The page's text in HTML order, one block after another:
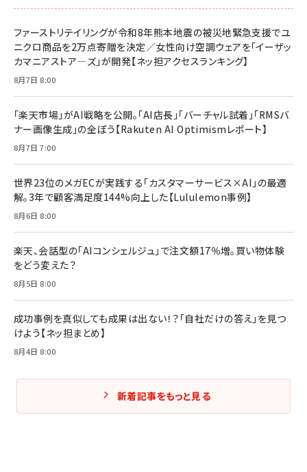
ファーストリテイリングが令和8年熊本地震の被災地緊急支援でユ
ニクロ商品を2万点寄贈を決定／女性向け空調ウェアを「イーザッ
カマニアストア―ズ」が開発【ネッ担アクセスランキング】
8月7日 8:00
「楽天市場」がAI戦略を公開。「AI店長」「バーチャル試着」「RMSバ
ナー画像生成」の全ぼう【Rakuten AI Optimismレポート】
8月7日 7:00
世界23位のメガECが実践する「カスタマーサービス×AI」の最適
解。3年で顧客満足度144%向上した【Lululemon事例】
8月6日 8:00
楽天、会話型の「AIコンシェルジュ」で注文額17％増。買い物体験
をどう変えた？
8月5日 8:00
成功事例を真似しても成果は出ない！？「自社だけの答え」を見つ
けよう【ネッ担まとめ】
8月4日 8:00
新着記事をもっと見る